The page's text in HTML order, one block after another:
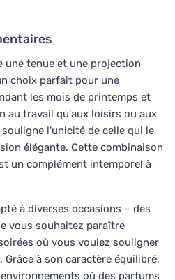
une tenue et une projection
choix parfait pour une
les mois de printemps et
au travail qu'aux loisirs ou aux
l'unicité de celle qui le
élégante. Cette combinaison
un complément intemporel à
à diverses occasions – des
vous souhaitez paraître
où vous voulez souligner
à son caractère équilibré,
où des parfums